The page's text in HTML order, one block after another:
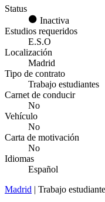
Status
Inactiva
Estudios requeridos
E.S.O
Localización
Madrid
Tipo de contrato
Trabajo estudiantes
Carnet de conducir
No
Vehículo
No
Carta de motivación
No
Idiomas
Español
Madrid | Trabajo